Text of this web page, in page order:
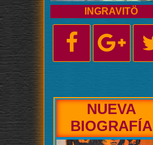
INGRAVITÖ
NUEVA
ENTREVISTA